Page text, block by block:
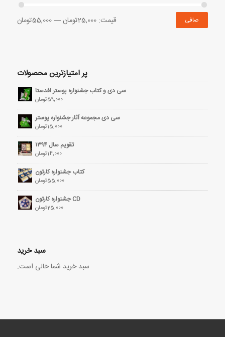
صافی قيمت:25,000تومان —55,000تومان
پر امتیازترین محصولات
سی دی و کتاب جشنواره پوستر افدستا
59,000تومان
سی دی مجموعه آثار جشنواره پوستر
15,000تومان
تقویم سال ۱۳۹۴
14,000تومان
کتاب جشنواره کارتون
55,000تومان
CD جشنواره کارتون
25,000تومان
سبد خرید
سبد خرید شما خالی است.